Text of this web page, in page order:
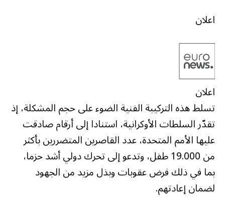
اعلان
اعلان
تسلط هذه التركيبة الفنية الضوء على حجم المشكلة، إذ
تقدّر السلطات الأوكرانية، استنادا إلى أرقام صادقت
عليها الأمم المتحدة، عدد القاصرين المتضررين بأكثر
من 19.000 طفل، وتدعو إلى تحرك دولي أشد حزما،
بما في ذلك فرض عقوبات وبذل مزيد من الجهود
لضمان إعادتهم.